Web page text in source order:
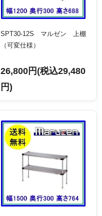
SPT30-12S マルゼン 上棚
（可変仕様）
26,800円(税込29,480
円)